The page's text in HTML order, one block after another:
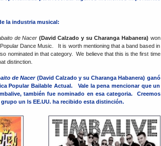
la industria musical:
de Nacer (David Calzado y su Charanga Habanera) won
Dance Music. It is worth mentioning that a band based in
nominated in that category. We believe that this is the first time
distinction.
de Nacer (David Calzado y su Charanga Habanera) ganó
Popular Bailable Actual. Vale la pena mencionar que un
también fue nominado en esa categoria. Creemos
un ls EE.UU. ha recibido esta distinción.